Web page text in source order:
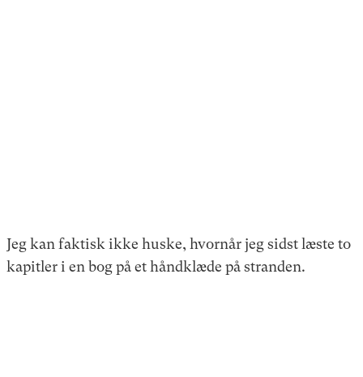
Jeg kan faktisk ikke huske, hvornår jeg sidst læste to
kapitler i en bog på et håndklæde på stranden.